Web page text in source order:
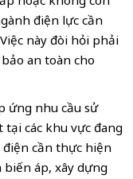
điện lực cần
này đòi hỏi phải
an toàn cho
ứng nhu cầu sử
các khu vực đang
cần thực hiện
biến áp, xây dựng